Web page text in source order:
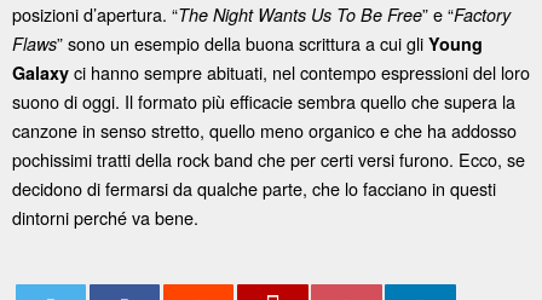
posizioni d’apertura. “The Night Wants Us To Be Free” e “Factory
Flaws” sono un esempio della buona scrittura a cui gli Young
Galaxy ci hanno sempre abituati, nel contempo espressioni del loro
suono di oggi. Il formato più efficacie sembra quello che supera la
canzone in senso stretto, quello meno organico e che ha addosso
pochissimi tratti della rock band che per certi versi furono. Ecco, se
decidono di fermarsi da qualche parte, che lo facciano in questi
dintorni perché va bene.